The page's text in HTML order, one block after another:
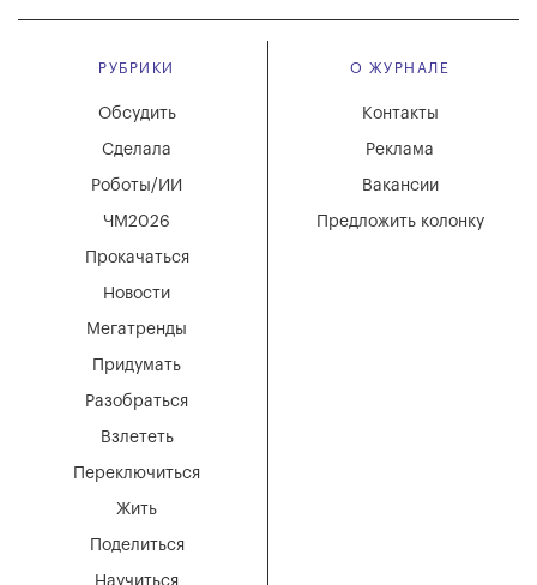
РУБРИКИ
Мегатренды
Придумать
Разобраться
Взлететь
Новости
Переключиться
Жить
Поделиться
Обсудить
Сделала
Роботы/ИИ
ЧМ2026
Прокачаться
О ЖУРНАЛЕ
Вакансии
Реклама
Контакты
Предложить колонку